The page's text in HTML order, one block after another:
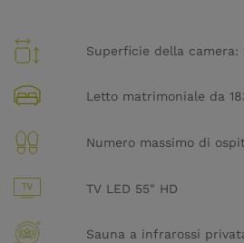
Superficie della camera:
Letto matrimoniale da
Numero massimo di
TV LED 55" HD
Sauna a infrarossi